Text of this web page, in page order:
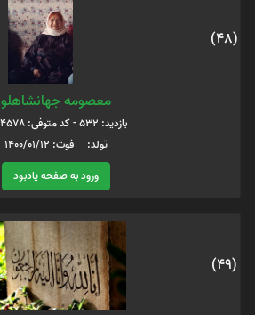
(48)
معصومه جهانشاهلو
بازدید: 532 - کد متوفی: 6094578
تولد: فوت: 1400/01/12
ورود به صفحه یادبود
(49)